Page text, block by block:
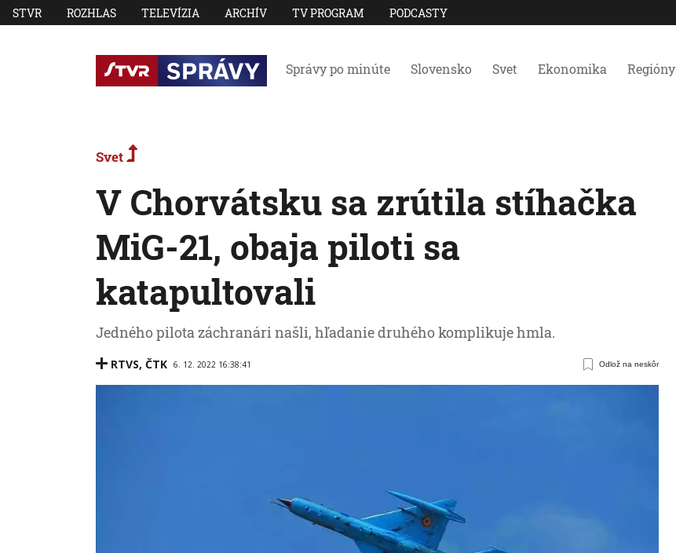
STVR ROZHLAS TELEVÍZIA ARCHÍV TV PROGRAM PODCASTY
Správy po minúte Slovensko Svet Ekonomika Regióny
Svet
V Chorvátsku sa zrútila stíhačka
MiG-21, obaja piloti sa
katapultovali
Jedného pilota záchranári našli, hľadanie druhého komplikuje hmla.
RTVS, ČTK 6. 12. 2022 16:38:41 Odlož na neskôr